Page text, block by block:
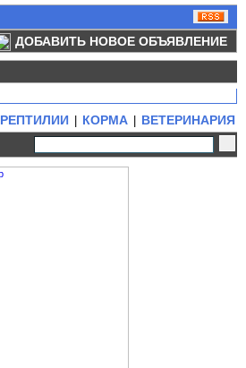
ДОБАВИТЬ НОВОЕ ОБЪЯВЛЕНИЕ
РЕПТИЛИИ КОРМА
ВЕТЕРИНАРИЯ